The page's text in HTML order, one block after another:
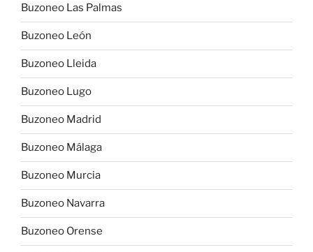
Buzoneo Las Palmas
Buzoneo León
Buzoneo Lleida
Buzoneo Lugo
Buzoneo Madrid
Buzoneo Málaga
Buzoneo Murcia
Buzoneo Navarra
Buzoneo Orense